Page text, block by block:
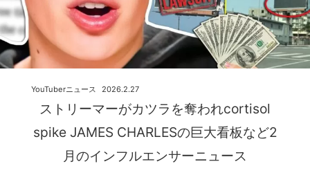
ストリーマーがカツラを奪われcortisol
spike JAMES CHARLESの巨大看板など2
月のインフルエンサーニュース
2026.2.27
YouTuberニュース